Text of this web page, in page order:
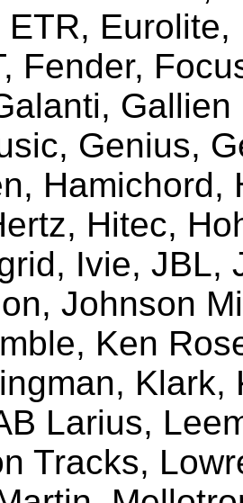
ETR,
Fender,
Genius,
Hamichord,
Hitec,
Ivie, JBL,
Johnson
Ken
Larius,
Tracks,